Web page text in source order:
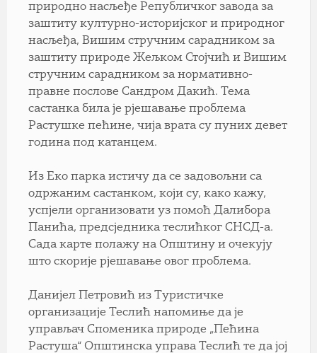
природно насљеђе Републичког завода за
заштиту културно-историјског и природног
насљеђа, Вишим стручним сарадником за
заштиту природе Жељком Стојчић и Вишим
стручним сарадником за нормативно-
правне послове Сандром Дакић. Тема
састанка била је рјешавање проблема
Растушке пећине, чија врата су пуних девет
година под катанцем.
Из Еко парка истичу да се задовољни са
одржаним састанком, који су, како кажу,
успјели организовати уз помоћ Далибора
Панића, предсједника теслићког СНСД-а.
Сада карте полажу на Општину и очекују
што скорије рјешавање овог проблема.
Данијел Петровић из Туристичке
организације Теслић напомиње да је
управљач Споменика природе „Пећина
Растуша“ Општинска управа Теслић те да јој